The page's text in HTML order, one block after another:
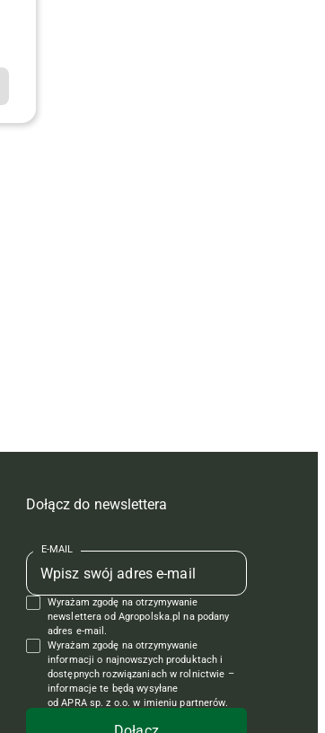
Dołącz do newslettera
E-MAIL
Wyrażam zgodę na otrzymywanie
newslettera od Agropolska.pl na podany
adres e-mail.
Wyrażam zgodę na otrzymywanie
informacji o najnowszych produktach i
dostępnych rozwiązaniach w rolnictwie –
informacje te będą wysyłane
od APRA sp. z o.o. w imieniu partnerów.